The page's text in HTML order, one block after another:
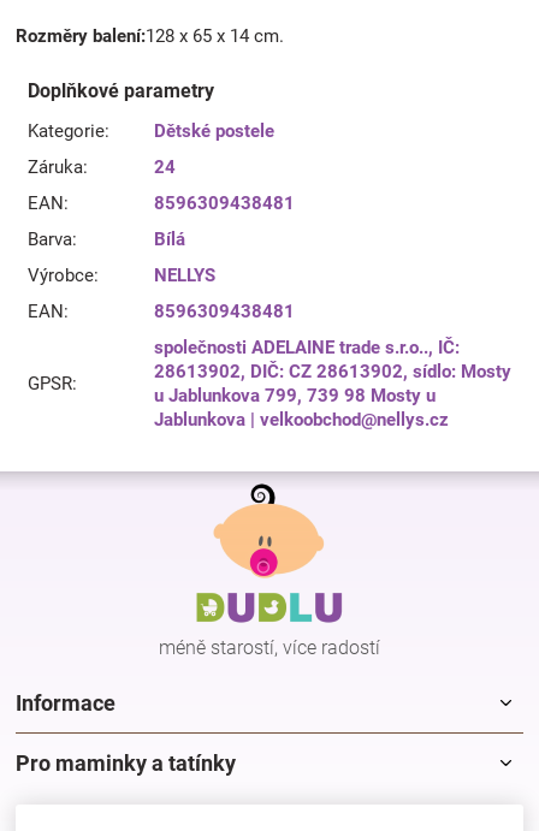
Rozměry balení:128 x 65 x 14 cm.
Doplňkové parametry
Kategorie:
Dětské postele
Záruka:
24
EAN:
8596309438481
Barva:
Bílá
Výrobce:
NELLYS
EAN: 8596309438481
GPSR:
společnosti ADELAINE trade s.r.o.., IČ:
28613902, DIČ: CZ 28613902, sídlo: Mosty
u Jablunkova 799, 739 98 Mosty u
Jablunkova | velkoobchod@nellys.cz
Z
méně starostí, více radostí
Informace
Pro maminky a tatínky